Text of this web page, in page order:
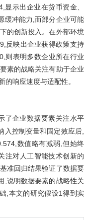
示出企业在货币资金、
缓冲能力,而部分企业可能
的创新投入。在外部环境
反映出企业获得政策支持
则表明多数企业所在行业
素的战略关注有助于企业
的响应速度与适配性。
了企业数据要素关注水平
入控制变量和固定效应后,
数值略有减弱,但始终
注对人工智能技术创新的
准回归结果验证了数据要
,说明数据要素的战略性关
,本文的研究假设1得到实